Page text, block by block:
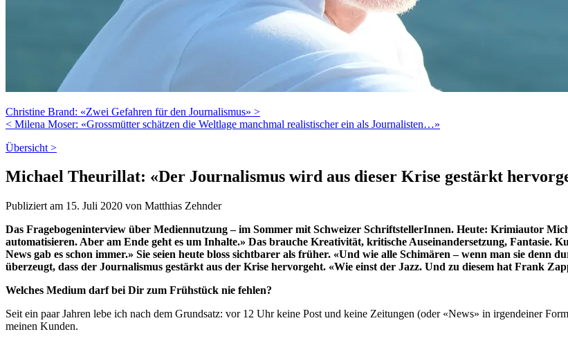
Christine Brand: «Zwei Gefahren für den Journalismus» >
< Milena Moser: «Grossmütter schätzen die Weltlage manchmal realistischer ein als Journalisten…»
Übersicht >
Michael Theurillat: «Der Journalismus wird aus dieser Krise gestärkt
Publiziert am 15. Juli 2020 von Matthias Zehnder
Das Fragebogeninterview über Mediennutzung – im Sommer mit Schweizer SchriftstellerInnen. Heute: Krimiautor
automatisieren. Aber am Ende geht es um Inhalte.» Das brauche Kreativität, kritische Auseinandersetzung,
News gab es schon immer.» Sie seien heute bloss sichtbarer als früher. «Und wie alle Schimären – wenn man sie denn
überzeugt, dass der Journalismus gestärkt aus der Krise hervorgeht. «Wie einst der Jazz. Und zu diesem hat Frank
Welches Medium darf bei Dir zum Frühstück nie fehlen?
Seit ein paar Jahren lebe ich nach dem Grundsatz: vor 12 Uhr keine Post und keine Zeitungen (oder «News» in irgendeiner
meinen Kunden.